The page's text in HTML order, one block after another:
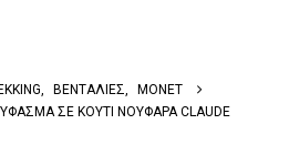
ΒΕΝΤΑΛΙΕΣ
MONET
ΥΦΑΣΜΑ ΣΕ ΚΟΥΤΙ ΝΟΥΦΑΡΑ CLAUDE